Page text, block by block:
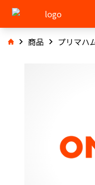
商品 プリマハ